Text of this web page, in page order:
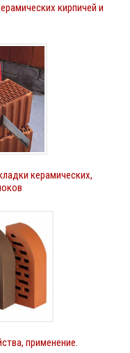
кирпичей и
керамических,
применение.